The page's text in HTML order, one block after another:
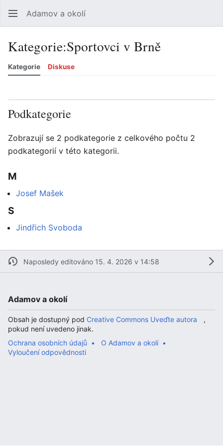
Adamov a okolí
Kategorie:Sportovci v Brně
Kategorie Diskuse
Podkategorie
Zobrazují se 2 podkategorie z celkového počtu 2
podkategorií v této kategorii.
M
Josef Mašek
S
Jindřich Svoboda
Naposledy editováno 15. 4. 2026 v 14:58
Adamov a okolí
Obsah je dostupný pod Creative Commons Uveďte autora
,
pokud není uvedeno jinak.
Ochrana osobních údajů
O Adamov a okolí
Vyloučení odpovědnosti